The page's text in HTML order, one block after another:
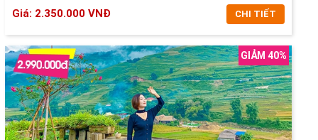
CHI TIẾT
ĐẶT TOUR
Giá: 2.350.000 VNĐ CHI TIẾT
GIẢM 40%